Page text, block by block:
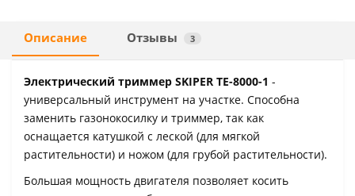
Описание Отзывы 3
Электрический триммер SKIPER TE-8000-1 -
универсальный инструмент на участке. Способна
заменить газонокосилку и триммер, так как
оснащается катушкой с леской (для мягкой
растительности) и ножом (для грубой растительности).
Большая мощность двигателя позволяет косить